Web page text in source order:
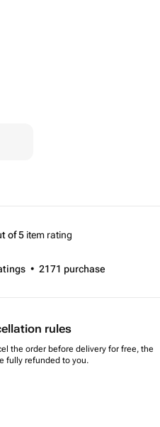
of 5 item rating
• 2171 purchase
rules
the order before delivery for free, the
fully refunded to you.